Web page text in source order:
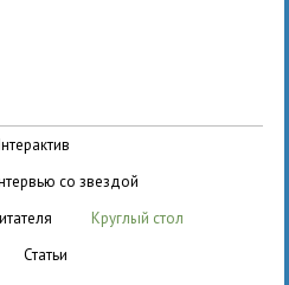
интерактив
со звездой
круглый стол
статьи